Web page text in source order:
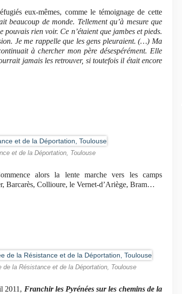
eux-mêmes, comme le témoignage de cette
beaucoup de monde. Tellement qu’à mesure que
pouvais rien voir. Ce n’étaient que jambes et pieds.
Je me rappelle que les gens pleuraient. (…) Ma
à chercher mon père désespérément. Elle
jamais les retrouver, si toutefois il était encore
et de la Déportation, Toulouse
alors la lente marche vers les camps
Barcarès, Collioure, le Vernet-d’Ariège, Bram…
la Résistance et de la Déportation, Toulouse
2011, Franchir les Pyrénées sur les chemins de la